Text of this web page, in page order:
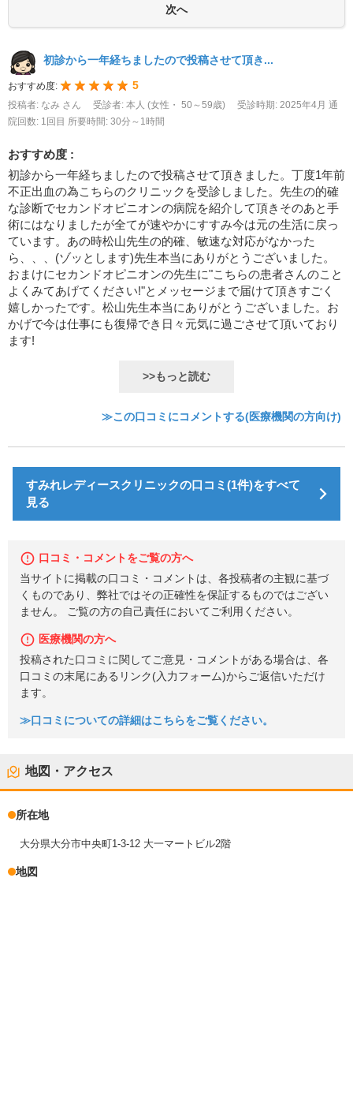
初診から一年経ちましたので投稿させて頂き...
おすすめ度: 5
投稿者: なみ さん 受診者: 本人 (女性・ 50～59歳) 受診時期: 2025年4月 通
院回数: 1回目
所要時間: 30分～1時間
おすすめ度 :
初診から一年経ちましたので投稿させて頂きました。丁度1年前
不正出血の為こちらのクリニックを受診しました。先生の的確
な診断でセカンドオピニオンの病院を紹介して頂きそのあと手
術にはなりましたが全てが速やかにすすみ今は元の生活に戻っ
ています。あの時松山先生の的確、敏速な対応がなかった
ら、、、(ゾッとします)先生本当にありがとうございました。
おまけにセカンドオピニオンの先生に"こちらの患者さんのこと
よくみてあげてください!"とメッセージまで届けて頂きすごく
嬉しかったです。松山先生本当にありがとうございました。お
かげで今は仕事にも復帰でき日々元気に過ごさせて頂いており
ます!
>>もっと読む
≫この口コミにコメントする(医療機関の方向け)
すみれレディースクリニックの口コミ(1件)をすべて
見る
口コミ・コメントをご覧の方へ
当サイトに掲載の口コミ・コメントは、各投稿者の主観に基づ
くものであり、弊社ではその正確性を保証するものではござい
ません。 ご覧の方の自己責任においてご利用ください。
医療機関の方へ
投稿された口コミに関してご意見・コメントがある場合は、各
口コミの末尾にあるリンク(入力フォーム)からご返信いただけ
ます。
≫口コミについての詳細はこちらをご覧ください。
地図・アクセス
所在地
大分県大分市中央町1-3-12 大一マートビル2階
地図